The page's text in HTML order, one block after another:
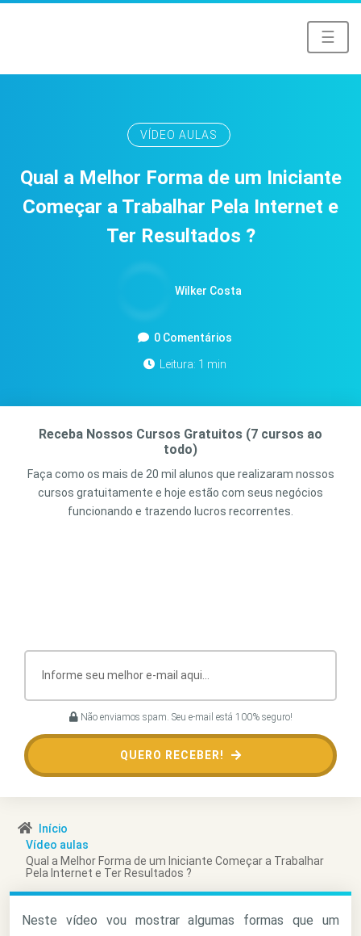
☰
VÍDEO AULAS
Qual a Melhor Forma de um Iniciante
Começar a Trabalhar Pela Internet e
Ter Resultados ?
Wilker Costa
0 Comentários
Leitura: 1 min
Receba Nossos Cursos Gratuitos (7 cursos ao
todo)
Faça como os mais de 20 mil alunos que realizaram nossos
cursos gratuitamente e hoje estão com seus negócios
funcionando e trazendo lucros recorrentes.
Não enviamos spam. Seu e-mail está 100% seguro!
QUERO RECEBER!
Início
Vídeo aulas
Qual a Melhor Forma de um Iniciante Começar a Trabalhar
Pela Internet e Ter Resultados ?
Neste vídeo vou mostrar algumas formas que um